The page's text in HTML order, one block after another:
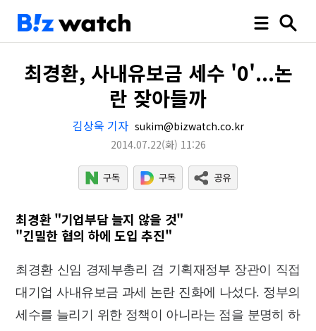
최경환, 사내유보금 세수 '0'...논
란 잦아들까
김상욱 기자 sukim@bizwatch.co.kr
2014.07.22(화) 11:26
최경환 "기업부담 늘지 않을 것"
"긴밀한 협의 하에 도입 추진"
최경환 신임 경제부총리 겸 기획재정부 장관이 직접
대기업 사내유보금 과세 논란 진화에 나섰다. 정부의
세수를 늘리기 위한 정책이 아니라는 점을 분명히 하